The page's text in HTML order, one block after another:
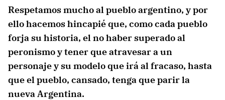
Respetamos mucho al pueblo argentino, y por
ello hacemos hincapié que, como cada pueblo
forja su historia, el no haber superado al
peronismo y tener que atravesar a un
personaje y su modelo que irá al fracaso, hasta
que el pueblo, cansado, tenga que parir la
nueva Argentina.